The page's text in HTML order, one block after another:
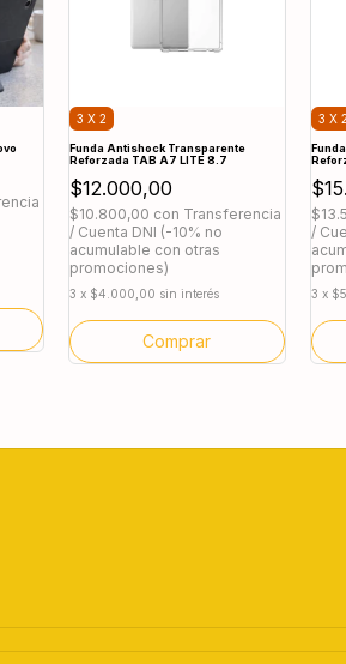
3 X 2
Funda Antishock Transparente
Reforzada TAB A7 LITE 8.7
$12.000,00
$10.800,00 con Transferencia
/ Cuenta DNI (-10% no
acumulable con otras
promociones)
3 x $4.000,00 sin interés
3 X
/
3 x